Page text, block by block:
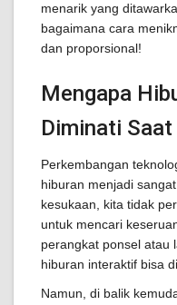
menarik yang
bagaimana cara
dan proporsional!
Mengapa
Diminati
Perkembangan
hiburan menjadi
kesukaan, kita tidak
untuk mencari
perangkat ponsel atau
hiburan interaktif bisa
Namun, di balik